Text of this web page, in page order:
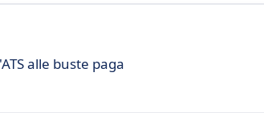
alle buste paga